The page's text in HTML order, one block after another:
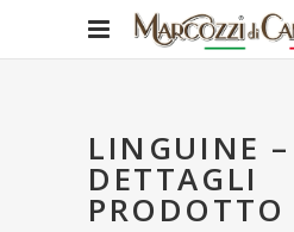
LINGUINE –
DETTAGLI
PRODOTTO